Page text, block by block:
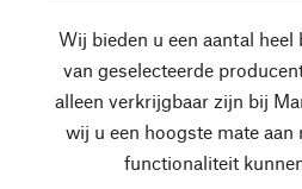
Wij bieden u een aantal
van geselecteerde
alleen verkrijgbaar zijn bij
wij u een hoogste mate
functionaliteit